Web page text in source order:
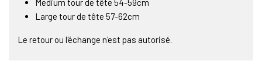
Medium tour de tête 54-59cm
Large tour de tête 57-62cm
Le retour ou l'échange n'est pas autorisé.